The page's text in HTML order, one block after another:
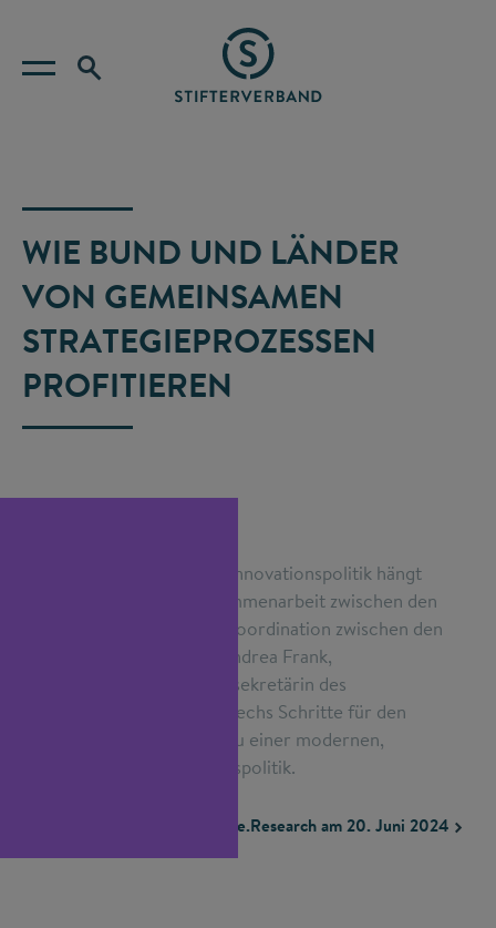
WIE BUND UND LÄNDER
VON GEMEINSAMEN
STRATEGIEPROZESSEN
PROFITIEREN
Die Effektivität unserer Innovationspolitik hängt
wesentlich von der Zusammenarbeit zwischen den
Bundesländern und der Koordination zwischen den
politischen Ebenen ab. Andrea Frank,
stellvertretende Generalsekretärin des
Stifterverbandes, nennt sechs Schritte für den
ambitionierten Weg hin zu einer modernen,
systemischen Innovationspolitik.
Erstveröffentlichung in Table.Research am 20. Juni 2024